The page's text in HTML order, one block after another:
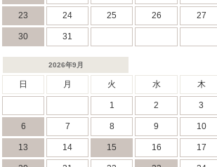
23 24 25 26 27
30 31
2026年9月
日 月 火 水 木
1 2 3
6 7 8 9 10
13 14 15 16 17